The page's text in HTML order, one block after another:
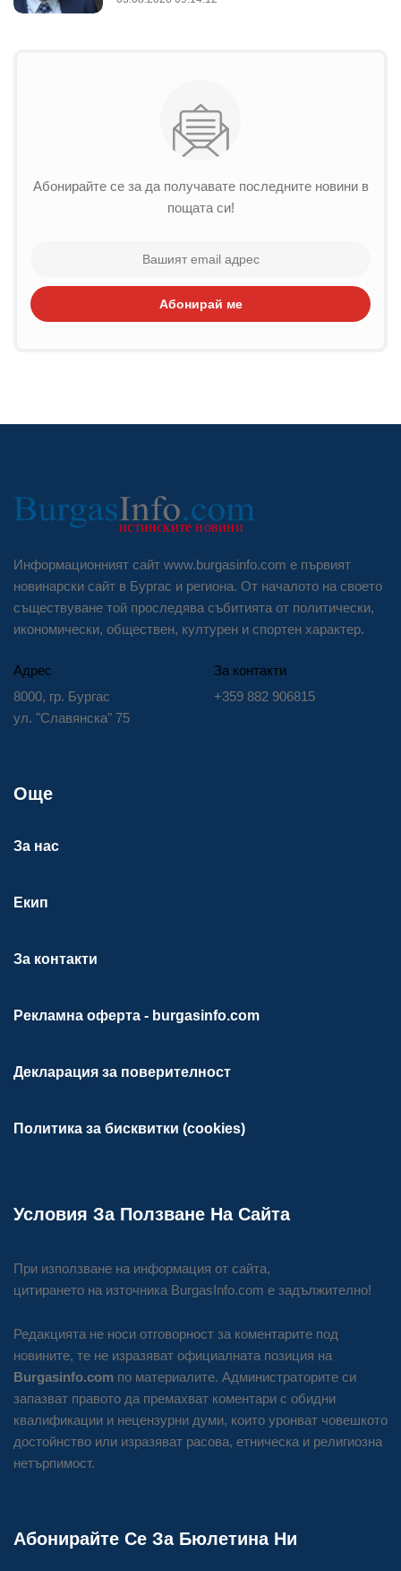
Абонирайте се за да получавате последните новини в
пощата си!
Абонирай ме
Информационният сайт www.burgasinfo.com е първият
новинарски сайт в Бургас и региона. От началото на своето
съществуване той проследява събитията от политически,
икономически, обществен, културен и спортен характер.
Адрес
8000, гр. Бургас
ул. "Славянска" 75
За контакти
+359 882 906815
Още
За нас
Екип
За контакти
Рекламна оферта - burgasinfo.com
Декларация за поверителност
Политика за бисквитки (cookies)
Условия За Ползване На Сайта
При използване на информация от сайта,
цитирането на източника BurgasInfo.com е задължително!
Редакцията не носи отговорност за коментарите под
новините, те не изразяват официалната позиция на
Burgasinfo.com по материалите. Администраторите си
запазват правото да премахват коментари с обидни
квалификации и нецензурни думи, които уронват човешкото
достойнство или изразяват расова, етническа и религиозна
нетърпимост.
Абонирайте Се За Бюлетина Ни